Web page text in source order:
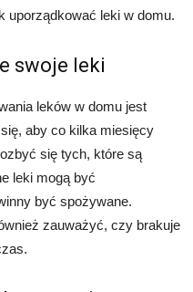
uporządkować leki w domu.
swoje leki
leków w domu jest
aby co kilka miesięcy
się tych, które są
leki mogą być
być spożywane.
zauważyć, czy brakuje